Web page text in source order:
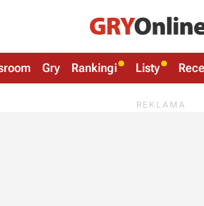
Gry Rankingi Listy